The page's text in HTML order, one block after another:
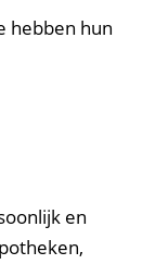
hebben hun
en